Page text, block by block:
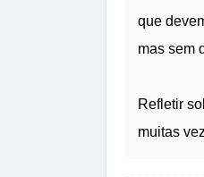
que
mas sem
Refletir
muitas